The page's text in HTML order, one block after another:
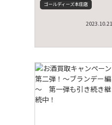
ゴールディーズ本庄店
2023.10.21